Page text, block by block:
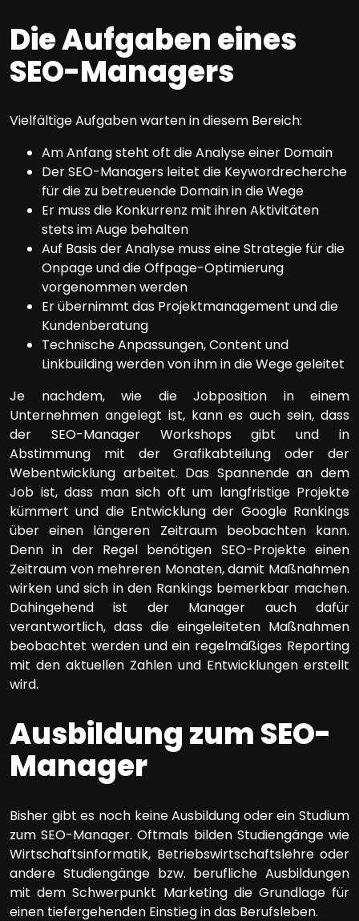
Die Aufgaben eines
SEO-Managers
Vielfältige Aufgaben warten in diesem Bereich:
Am Anfang steht oft die Analyse einer Domain
Der SEO-Managers leitet die Keywordrecherche
für die zu betreuende Domain in die Wege
Er muss die Konkurrenz mit ihren Aktivitäten
stets im Auge behalten
Auf Basis der Analyse muss eine Strategie für die
Onpage und die Offpage-Optimierung
vorgenommen werden
Er übernimmt das Projektmanagement und die
Kundenberatung
Technische Anpassungen, Content und
Linkbuilding werden von ihm in die Wege geleitet
Je nachdem, wie die Jobposition in einem
Unternehmen angelegt ist, kann es auch sein, dass
der SEO-Manager Workshops gibt und in
Abstimmung mit der Grafikabteilung oder der
Webentwicklung arbeitet. Das Spannende an dem
Job ist, dass man sich oft um langfristige Projekte
kümmert und die Entwicklung der Google Rankings
über einen längeren Zeitraum beobachten kann.
Denn in der Regel benötigen SEO-Projekte einen
Zeitraum von mehreren Monaten, damit Maßnahmen
wirken und sich in den Rankings bemerkbar machen.
Dahingehend ist der Manager auch dafür
verantwortlich, dass die eingeleiteten Maßnahmen
beobachtet werden und ein regelmäßiges Reporting
mit den aktuellen Zahlen und Entwicklungen erstellt
wird.
Ausbildung zum SEO-
Manager
Bisher gibt es noch keine Ausbildung oder ein Studium
zum SEO-Manager. Oftmals bilden Studiengänge wie
Wirtschaftsinformatik, Betriebswirtschaftslehre oder
andere Studiengänge bzw. berufliche Ausbildungen
mit dem Schwerpunkt Marketing die Grundlage für
einen tiefergehenden Einstieg in das Berufsleben.